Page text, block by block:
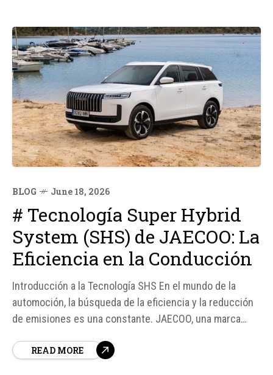
BLOG June 18, 2026
# Tecnología Super Hybrid
System (SHS) de JAECOO: La
Eficiencia en la Conducción
Introducción a la Tecnología SHS En el mundo de la
automoción, la búsqueda de la eficiencia y la reducción
de emisiones es una constante. JAECOO, una marca
System (SHS), un sistema híbrido no enchufable que
READ MORE